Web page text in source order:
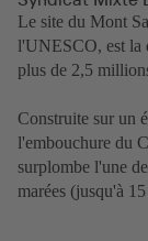
Le site du Mont
l'UNESCO, est la
plus de 2,5
Construite sur un
l'embouchure du
surplombe l'une
marées (jusqu'à